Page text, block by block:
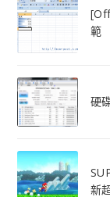
範
硬
新